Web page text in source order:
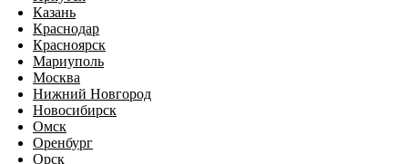
Казань
Краснодар
Красноярск
Мариуполь
Москва
Нижний Новгород
Новосибирск
Омск
Оренбург
Орск